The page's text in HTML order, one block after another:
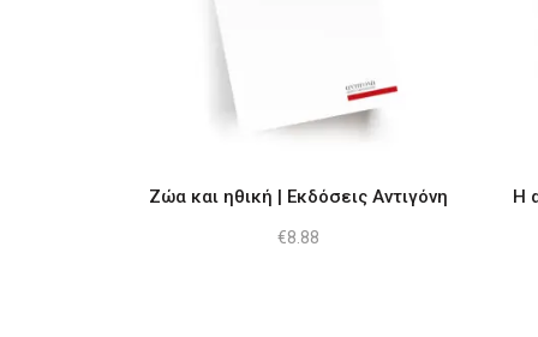
Ζώα και ηθική | Εκδόσεις Αντιγόνη
€8.88
Η